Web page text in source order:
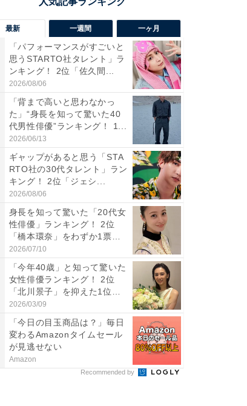
最新 一週間 一ヶ月
「パフォーマンスがすごいと
思うSTARTO社タレント」ラ
ンキング！ 2位「佐久間...
2026/08/06
「背まで高いと思わなかっ
た」“身長を知って驚いた40
代男性俳優”ランキング！ 1...
2026/06/13
ギャップがあると思う「STA
RTO社の30代タレント」ラン
キング！ 2位「ジェシ...
2026/08/06
身長を知って驚いた「20代女
性俳優」ランキング！ 2位
「橋本環奈」をわずか1票
差...
2026/07/10
「今年40歳」と知って驚いた
女性俳優ランキング！ 2位
「北川景子」を抑えた1位
は...
2026/03/09
「今日の目玉商品は？」毎日
変わるAmazonタイムセール
が見逃せない
Amazon
Recommended by